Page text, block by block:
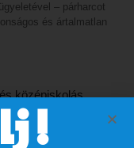
– párharcot
és ártalmatlan
középiskolás
kapcsolódó több